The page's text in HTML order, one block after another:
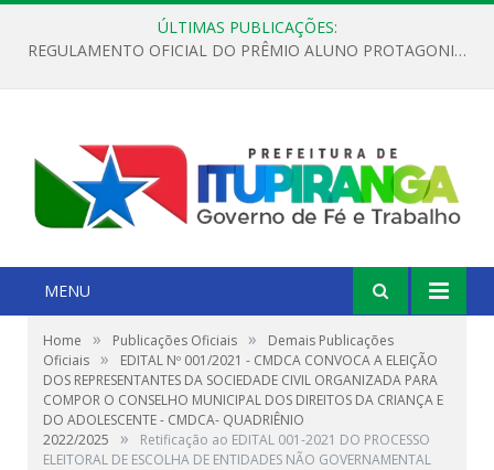
ÚLTIMAS PUBLICAÇÕES:
REGULAMENTO OFICIAL DO PRÊMIO ALUNO PROTAGONISTA – EDIÇÃO 2026
MENU
Home » Publicações Oficiais »
Demais Publicações
Oficiais »
EDITAL Nº 001/2021 - CMDCA CONVOCA A ELEIÇÃO
DOS REPRESENTANTES DA SOCIEDADE CIVIL ORGANIZADA PARA
COMPOR O CONSELHO MUNICIPAL DOS DIREITOS DA CRIANÇA E
DO ADOLESCENTE - CMDCA- QUADRIÊNIO
2022/2025
»
Retificação ao EDITAL 001-2021 DO PROCESSO
ELEITORAL DE ESCOLHA DE ENTIDADES NÃO GOVERNAMENTAL